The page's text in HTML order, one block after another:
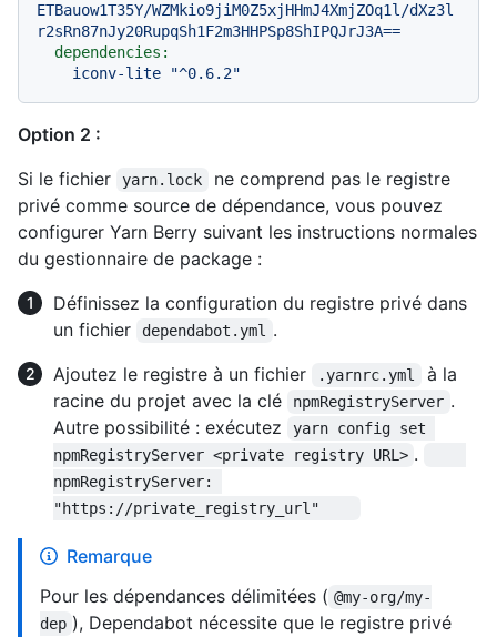
ETBauow1T35Y/WZMkio9jiM0Z5xjHHmJ4XmjZOq1l/dXz3l
r2sRn87nJy20RupqSh1F2m3HHPSp8ShIPQJrJ3A==
dependencies:
iconv-lite
"^0.6.2"
Option 2 :
Si le fichier
yarn.lock
ne comprend pas le registre
privé comme source de dépendance, vous pouvez
configurer Yarn Berry suivant les instructions normales
du gestionnaire de package :
Définissez la configuration du registre privé dans
un fichier
dependabot.yml
.
Ajoutez le registre à un fichier
.yarnrc.yml
à la
racine du projet avec la clé
npmRegistryServer .
Autre possibilité : exécutez
yarn config set
npmRegistryServer <private registry URL> .
npmRegistryServer:
"https://private_registry_url"
Remarque
Pour les dépendances délimitées ( @my-org/my-
dep ), Dependabot nécessite que le registre privé